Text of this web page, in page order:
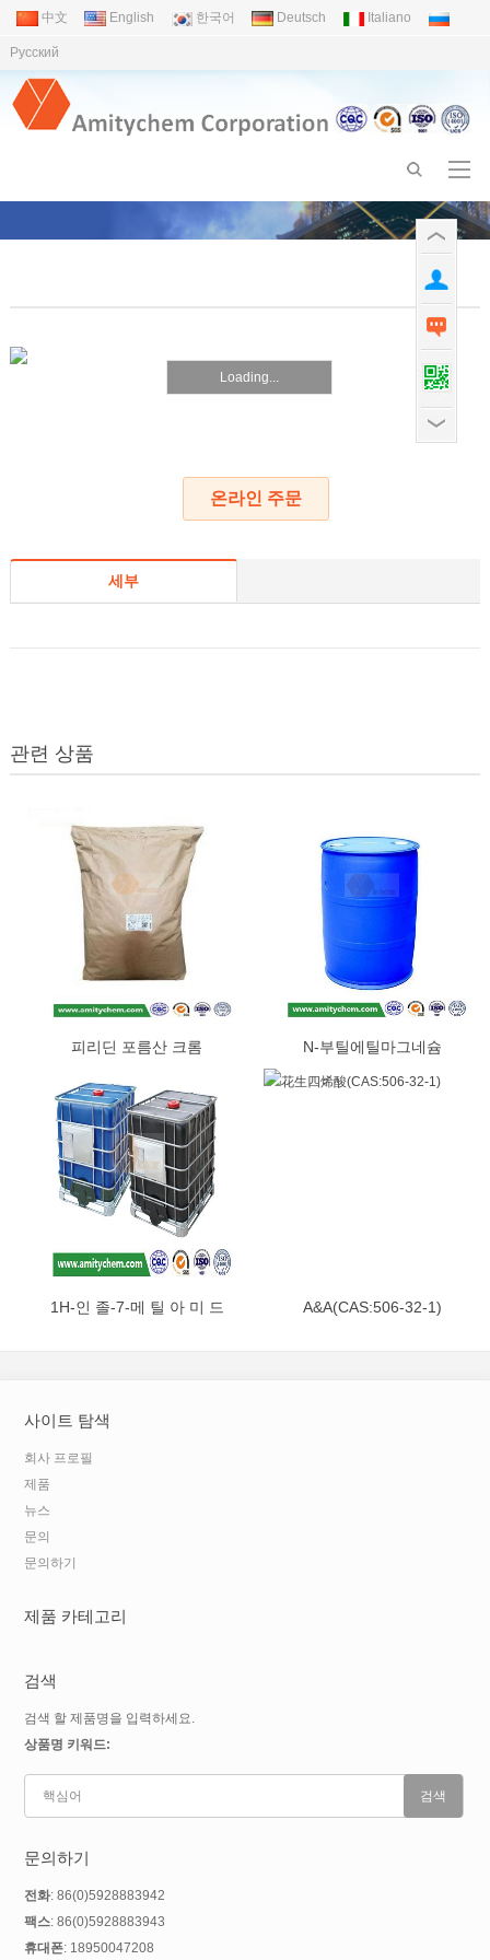
中文 English 한국어 Deutsch Italiano
Pусский
Loading...
온라인 주문
세부
관련 상품
피리딘 포름산 크롬
N-부틸에틸마그네슘
(CAS:62202-86-2)
1H-인 졸-7-메 틸 아 미 드
A&A(CAS:506-32-1)
사이트 탐색
회사 프로필
제품
뉴스
문의
문의하기
제품 카테고리
검색
검색 할 제품명을 입력하세요.
상품명 키워드:
문의하기
전화: 86(0)5928883942
팩스: 86(0)5928883943
휴대폰: 18950047208